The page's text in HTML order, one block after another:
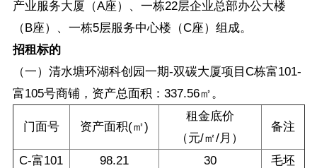
产业服务大厦（A座）、一栋22层企业总部办公大楼
（B座）、一栋5层服务中心楼（C座）组成。
招租标的
（一）清水塘环湖科创园一期-双碳大厦项目C栋富101-
富105号商铺，资产总面积：337.56㎡。
门面号 资产面积(㎡)
租金底价
（元/㎡/月）
备注
C-富101 98.21 30
毛坯